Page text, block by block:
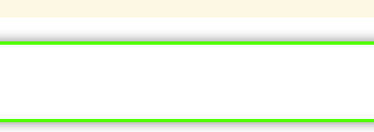
متكاملة تشمل مسبحًا داخليًا، سبا، صالة